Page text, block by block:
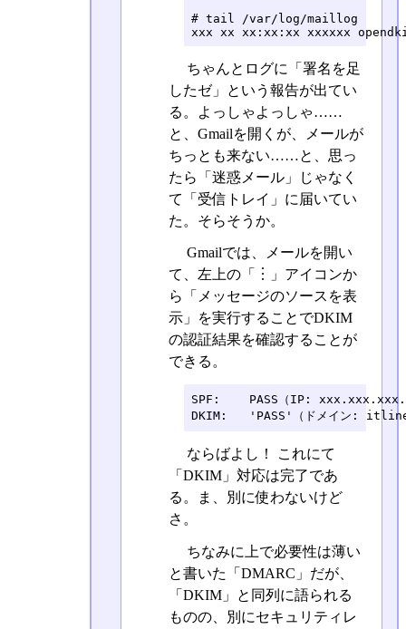
# tail /var/log/maillog
xxx xx xx:xx:xx xxxxxx
ちゃんとログに「署名を足
したゼ」という報告が出てい
る。よっしゃよっしゃ……
と、Gmailを開くが、メールが
ちっとも来ない……と、思っ
たら「迷惑メール」じゃなく
て「受信トレイ」に届いてい
た。そらそうか。
Gmailでは、メールを開い
て、左上の「︙」アイコンか
ら「メッセージのソースを表
示」を実行することでDKIM
の認証結果を確認することが
できる。
SPF:	PASS（IP: xxx.xxx.xxx.xxx）。詳細
DKIM:	'PASS'（ドメイン:
ならばよし！ これにて
「DKIM」対応は完了であ
る。ま、別に使わないけど
さ。
ちなみに上で必要性は薄い
と書いた「DMARC」だが、
「DKIM」と同列に語られる
ものの、別にセキュリティレ